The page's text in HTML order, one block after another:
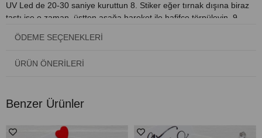
UV Led de 20-30 saniye kuruttun 8. Stiker eğer tırnak dışına biraz
taştı ise o zaman, üstten aşağa hareket ile hafifçe törpüleyin. 9.
üstünü 2 kat TOP coat ile kapatınız. 1. kat yapışkanlı olmalı, 2. olan
ÖDEME SEÇENEKLERI
ÜRÜN ÖNERILERI
Benzer Ürünler